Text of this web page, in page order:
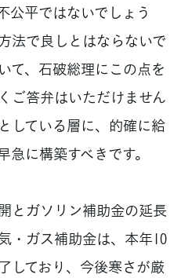
公平ではないでしょう
法で良しとはならないで
て、石破総理にこの点を
ご答弁はいただけません
している層に、的確に給
に構築すべきです。
とガソリン補助金の延長
・ガス補助金は、本年10
しており、今後寒さが厳